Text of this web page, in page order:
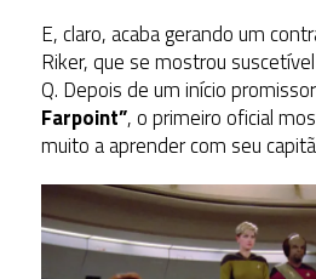
E, claro, acaba gerando um
Riker, que se mostrou
Q. Depois de um início
Farpoint”, o primeiro oficial
muito a aprender com seu